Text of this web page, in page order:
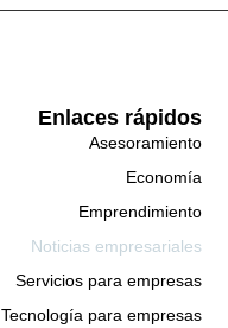
Enlaces rápidos
Asesoramiento
Economía
Emprendimiento
Noticias empresariales
Servicios para empresas
Tecnología para empresas